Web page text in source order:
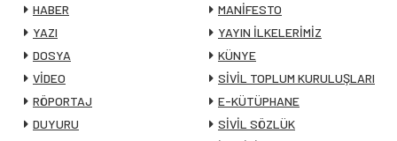
HABER
YAZI
DOSYA
VİDEO
RÖPORTAJ
DUYURU
MANİFESTO
YAYIN İLKELERİMİZ
KÜNYE
SİVİL TOPLUM KURULUŞLARI
E-KÜTÜPHANE
SİVİL SÖZLÜK